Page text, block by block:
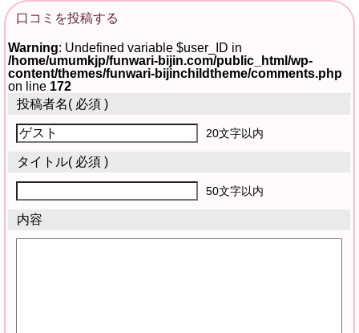
口コミを投稿する
Warning : Undefined variable $user_ID in
/home/umumkjp/funwari-bijin.com/public_html/wp-
content/themes/funwari-bijinchildtheme/comments.php
on line 172
投稿者名( 必須 )
20文字以内
タイトル( 必須 )
50文字以内
内容